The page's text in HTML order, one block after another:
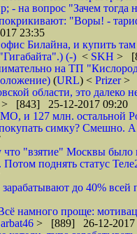
- на вопрос "Зачем тогда
"Воры! -
23:35
Билайна, и купить
(-) < SKH >
на ТП
(URL) < Prizer>
области, это далеко
> [843] 25-12-2017 09:20
и 127 млн. остальной
симку? Смешно. А
что "взятие" Москвы
поднять статус
до 40% всей
намного проще:
arbat46 > [889] 26-12-2017